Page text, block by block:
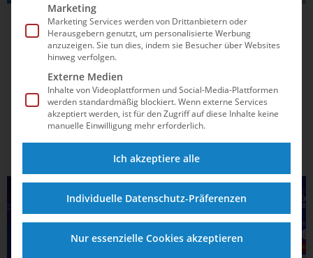
05.09.2025 12:45
Festnahme und Einreiseverbot: Ärger um
Elendt-Konkurrentin Pilato
Wegen mutmaßlichen Diebstahls in Singapur haben zwei
italienische Top-Schwimmerinnen nun große Probleme. Was
genau den beiden vorgeworfen wird und wie ihr Verband
darauf reagiert, erfährst du hier.
Marketing
Marketing Services werden von Drittanbietern oder
Herausgebern genutzt, um personalisierte Werbung
anzuzeigen. Sie tun dies, indem sie Besucher über Websites
hinweg verfolgen.
Externe Medien
Inhalte von Videoplattformen und Social-Media-Plattformen
werden standardmäßig blockiert. Wenn externe Services
akzeptiert werden, ist für den Zugriff auf diese Inhalte keine
manuelle Einwilligung mehr erforderlich.
Ich akzeptiere alle
Individuelle Datenschutz-Präferenzen
Nur essenzielle Cookies akzeptieren